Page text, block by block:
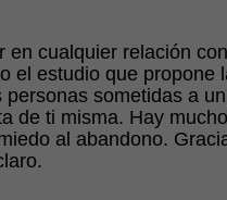
en cualquier relación
el estudio que
sometidas a
de ti misma. Hay
al abandono.